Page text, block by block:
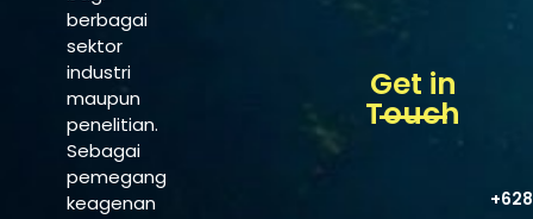
berbagai
sektor
industri
maupun
penelitian.
Sebagai
pemegang
keagenan
Get in
Touch